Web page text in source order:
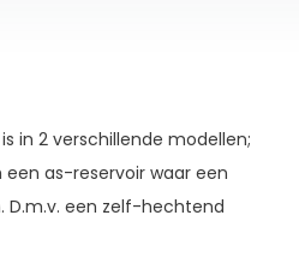
in 2 verschillende modellen;
as-reservoir waar een
D.m.v. een zelf-hechtend